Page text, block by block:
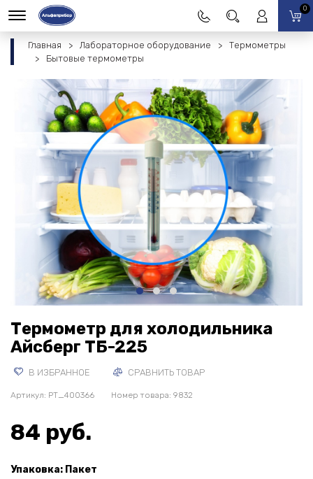
0
Главная Лабораторное оборудование
Термометры
Бытовые термометры
Термометр для холодильника
Айсберг ТБ-225
В ИЗБРАННОЕ СРАВНИТЬ ТОВАР
Артикул: PT_400366 Номер товара: 9832
84 руб.
Упаковка: Пакет